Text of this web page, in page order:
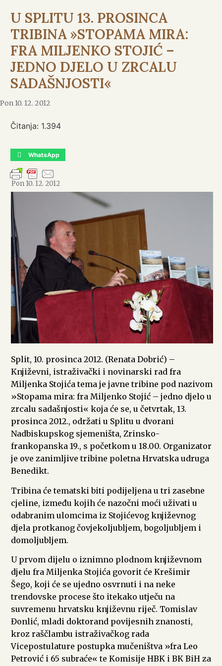
U SPLITU 13. PROSINCA
TRIBINA »STOPAMA MIRA:
FRA MILJENKO STOJIĆ –
JEDNO DJELO U ZRCALU
SADAŠNJOSTI«
Pon 10. 12. 2012
Čitanja: 1.394
WhatsApp
Pon 10. 12. 2012
Split, 10. prosinca 2012. (Renata Dobrić) –
Književni, istraživački i novinarski rad fra
Miljenka Stojića tema je javne tribine pod nazivom
»Stopama mira: fra Miljenko Stojić – jedno djelo u
zrcalu sadašnjosti« koja će se, u četvrtak, 13.
prosinca 2012., održati u Splitu u dvorani
Nadbiskupskog sjemeništa, Zrinsko-
frankopanska 19., s početkom u 18.00. Organizator
je ove zanimljive tribine poletna Hrvatska udruga
Benedikt.
Tribina će tematski biti podijeljena u tri zasebne
cjeline, između kojih će nazočni moći uživati u
odabranim ulomcima iz Stojićevog književnog
djela protkanog čovjekoljubljem, bogoljubljem i
domoljubljem.
U prvom dijelu o iznimno plodnom književnom
djelu fra Miljenka Stojića govorit će Krešimir
Šego, koji će se ujedno osvrnuti i na neke
trendovske procese što itekako utječu na
suvremenu hrvatsku književnu riječ. Tomislav
Đonlić, mladi doktorand povijesnih znanosti,
kroz raščlambu istraživačkog rada
Vicepostulature postupka mučeništva »fra Leo
Petrović i 65 subraće« te Komisije HBK i BK BiH za